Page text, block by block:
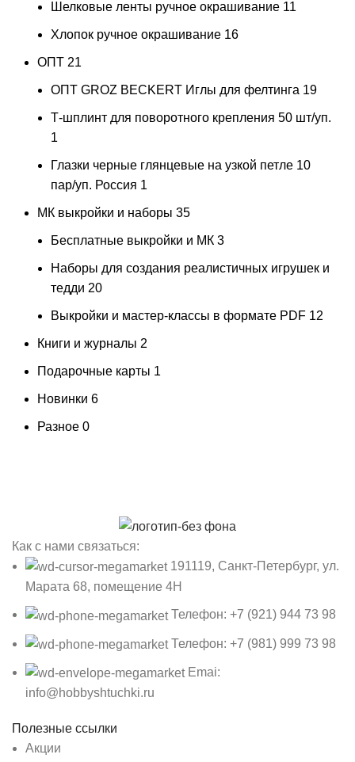
Шелковые ленты ручное окрашивание 11
Хлопок ручное окрашивание 16
ОПТ 21
ОПТ GROZ BECKERT Иглы для фелтинга 19
Т-шплинт для поворотного крепления 50 шт/уп.
1
Глазки черные глянцевые на узкой петле 10
пар/уп. Россия 1
МК выкройки и наборы 35
Бесплатные выкройки и МК 3
Наборы для создания реалистичных игрушек и
тедди 20
Выкройки и мастер-классы в формате PDF 12
Книги и журналы 2
Подарочные карты 1
Новинки 6
Разное 0
Как с нами связаться:
191119, Санкт-Петербург, ул.
Марата 68, помещение 4Н
Телефон: +7 (921) 944 73 98
Телефон: +7 (981) 999 73 98
Emai:
info@hobbyshtuchki.ru
Полезные ссылки
Акции